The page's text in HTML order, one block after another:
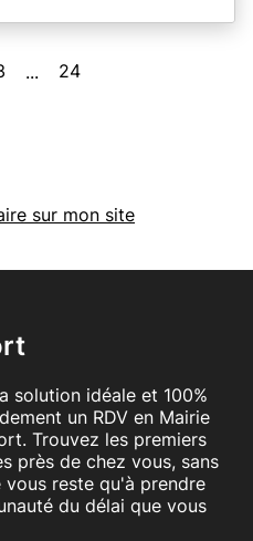
... 24
sur mon site
solution idéale et 100%
un RDV en Mairie
Trouvez les premiers
près de chez vous, sans
vous reste qu'à prendre
du délai que vous